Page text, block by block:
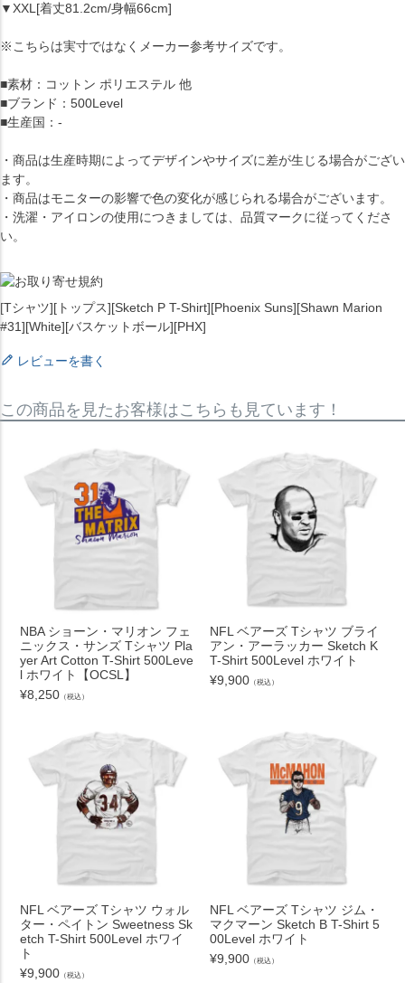
▼XXL[着丈81.2cm/身幅66cm]
※こちらは実寸ではなくメーカー参考サイズです。
■素材：コットン ポリエステル 他
■ブランド：500Level
■生産国：-
・商品は生産時期によってデザインやサイズに差が生じる場合がござい
ます。
・商品はモニターの影響で色の変化が感じられる場合がございます。
・洗濯・アイロンの使用につきましては、品質マークに従ってくださ
い。
[Tシャツ][トップス][Sketch P T-Shirt][Phoenix Suns][Shawn Marion
#31][White][バスケットボール][PHX]
レビューを書く
この商品を見たお客様はこちらも見ています！
NBA ショーン・マリオン フェ
ニックス・サンズ Tシャツ Pla
yer Art Cotton T-Shirt 500Leve
l ホワイト【OCSL】
¥8,250 （税込）
NFL ベアーズ Tシャツ ブライ
アン・アーラッカー Sketch K
T-Shirt 500Level ホワイト
¥9,900 （税込）
NFL ベアーズ Tシャツ ウォル
ター・ペイトン Sweetness Sk
etch T-Shirt 500Level ホワイ
ト
¥9,900 （税込）
NFL ベアーズ Tシャツ ジム・
マクマーン Sketch B T-Shirt 5
00Level ホワイト
¥9,900 （税込）